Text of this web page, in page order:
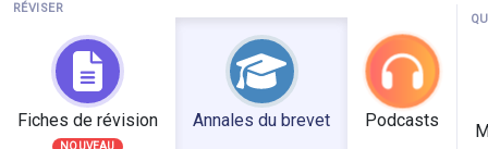
RÉVISER
Fiches de révision Annales du brevet Podcasts